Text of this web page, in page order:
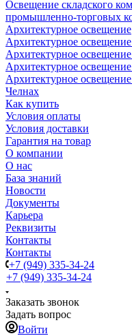
Освещение складского
промышленно-торговых
Архитектурное освещение
Архитектурное
Архитектурное
Архитектурное
Архитектурное
Челнах
Как купить
Условия оплаты
Условия доставки
Гарантия на товар
О компании
О нас
База знаний
Новости
Документы
Карьера
Реквизиты
Контакты
Контакты
+7 (949) 335-34-24
+7 (949) 335-34-24
Заказать звонок
Задать вопрос
Войти